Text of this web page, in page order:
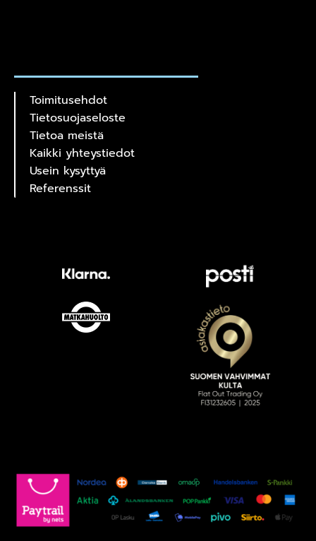
Toimitusehdot
Tietosuojaseloste
Tietoa meistä
Kaikki yhteystiedot
Usein kysyttyä
Referenssit